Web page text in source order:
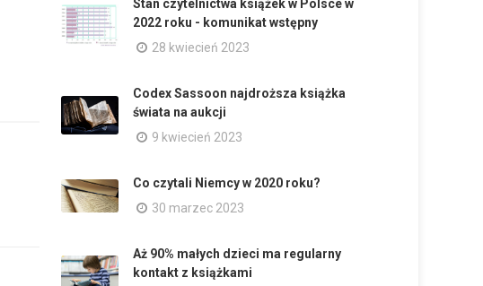
Stan czytelnictwa książek w Polsce w
2022 roku - komunikat wstępny
28 kwiecień 2023
Codex Sassoon najdroższa książka
świata na aukcji
9 kwiecień 2023
Co czytali Niemcy w 2020 roku?
30 marzec 2023
Aż 90% małych dzieci ma regularny
kontakt z książkami